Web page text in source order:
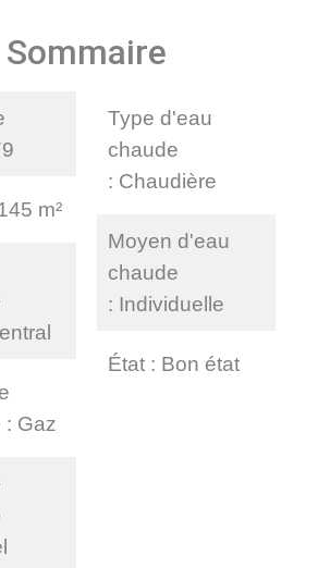
Sommaire
m²
Gaz
Type d'eau
chaude
Chaudière
Moyen d'eau
chaude
Individuelle
État Bon état